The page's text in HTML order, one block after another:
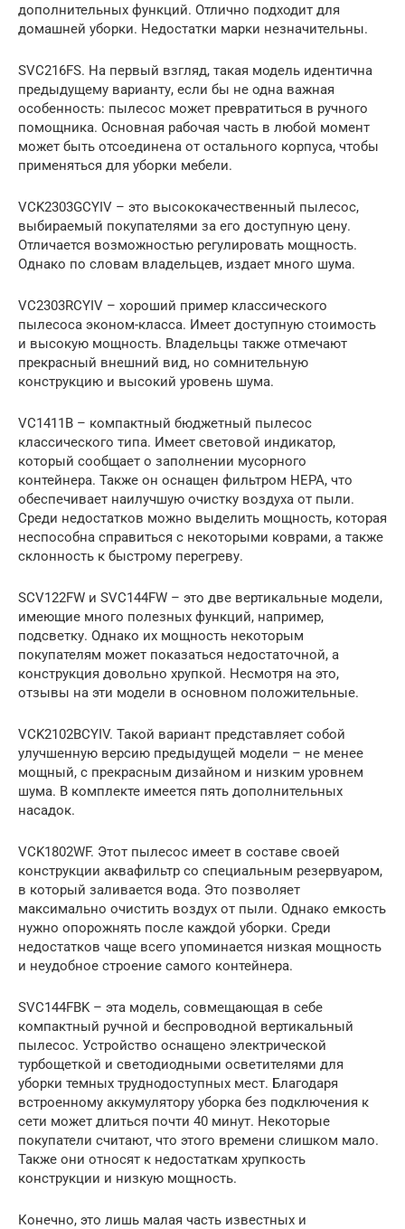
дополнительных функций. Отлично подходит для
домашней уборки. Недостатки марки незначительны.
SVC216FS. На первый взгляд, такая модель идентична
предыдущему варианту, если бы не одна важная
особенность: пылесос может превратиться в ручного
помощника. Основная рабочая часть в любой момент
может быть отсоединена от остального корпуса, чтобы
применяться для уборки мебели.
VCK2303GCYIV – это высококачественный пылесос,
выбираемый покупателями за его доступную цену.
Отличается возможностью регулировать мощность.
Однако по словам владельцев, издает много шума.
VC2303RCYIV – хороший пример классического
пылесоса эконом-класса. Имеет доступную стоимость
и высокую мощность. Владельцы также отмечают
прекрасный внешний вид, но сомнительную
конструкцию и высокий уровень шума.
VC1411B – компактный бюджетный пылесос
классического типа. Имеет световой индикатор,
который сообщает о заполнении мусорного
контейнера. Также он оснащен фильтром HEPA, что
обеспечивает наилучшую очистку воздуха от пыли.
Среди недостатков можно выделить мощность, которая
неспособна справиться с некоторыми коврами, а также
склонность к быстрому перегреву.
SCV122FW и SVC144FW – это две вертикальные модели,
имеющие много полезных функций, например,
подсветку. Однако их мощность некоторым
покупателям может показаться недостаточной, а
конструкция довольно хрупкой. Несмотря на это,
отзывы на эти модели в основном положительные.
VCK2102BCYIV. Такой вариант представляет собой
улучшенную версию предыдущей модели – не менее
мощный, с прекрасным дизайном и низким уровнем
шума. В комплекте имеется пять дополнительных
насадок.
VCK1802WF. Этот пылесос имеет в составе своей
конструкции аквафильтр со специальным резервуаром,
в который заливается вода. Это позволяет
максимально очистить воздух от пыли. Однако емкость
нужно опорожнять после каждой уборки. Среди
недостатков чаще всего упоминается низкая мощность
и неудобное строение самого контейнера.
SVC144FBK – эта модель, совмещающая в себе
компактный ручной и беспроводной вертикальный
пылесос. Устройство оснащено электрической
турбощеткой и светодиодными осветителями для
уборки темных труднодоступных мест. Благодаря
встроенному аккумулятору уборка без подключения к
сети может длиться почти 40 минут. Некоторые
покупатели считают, что этого времени слишком мало.
Также они относят к недостаткам хрупкость
конструкции и низкую мощность.
Конечно, это лишь малая часть известных и